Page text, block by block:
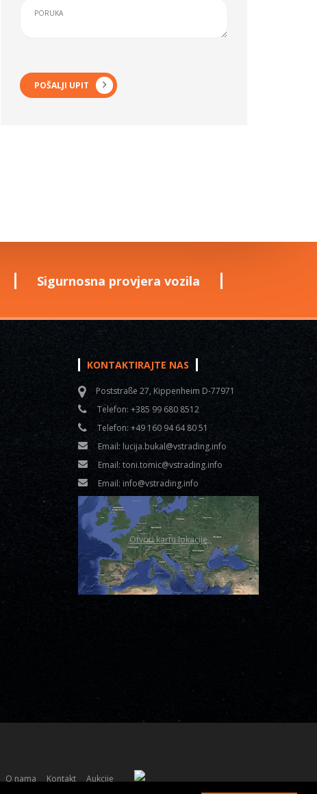
POŠALJI UPIT
Sigurnosna provjera vozila
KONTAKTIRAJTE NAS
Poststraße 27, Kippenheim D-77971
Telefon: +385 99 680 8512
Telefon: +49 160 94 64 80 51
Email: lucija.bukal@vstrading.info
Email: toni.tomic@vstrading.info
Email: info@vstrading.info
Otvori kartu lokacije
O nama Kontakt
Aukcije